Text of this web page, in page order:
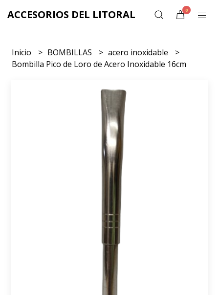
ACCESORIOS DEL LITORAL 0
Inicio BOMBILLAS
acero inoxidable
Bombilla Pico de Loro de Acero Inoxidable 16cm